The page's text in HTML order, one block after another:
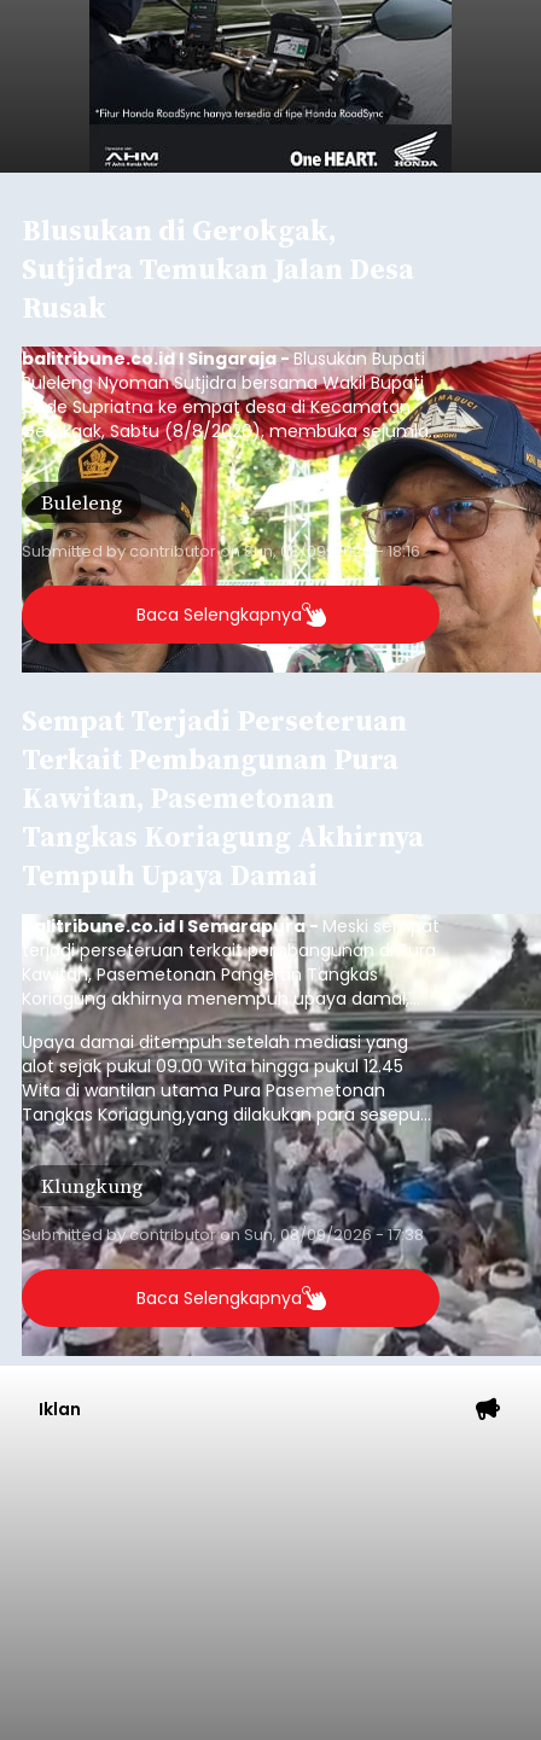
Blusukan di Gerokgak,
Sutjidra Temukan Jalan Desa
Rusak
balitribune.co.id I Singaraja - Blusukan Bupati
Buleleng Nyoman Sutjidra bersama Wakil Bupati
Gede Supriatna ke empat desa di Kecamatan
Gerokgak, Sabtu (8/8/2026), membuka sejumlah
persoalan yang masih dihadapi masyarakat. Dari
jalan desa yang rusak hingga potensi pertanian
yang belum optimal, semuanya menjadi
perhatian pemerintah daerah.
Buleleng
Submitted bycontributoronSun, 08/09/2026 - 18:16
Baca Selengkapnya
Sempat Terjadi Perseteruan
Terkait Pembangunan Pura
Kawitan, Pasemetonan
Tangkas Koriagung Akhirnya
Tempuh Upaya Damai
balitribune.co.id I Semarapura - Meski sempat
terjadi perseteruan terkait pembangunan di Pura
Kawitan, Pasemetonan Pangeran Tangkas
Koriagung akhirnya menempuh upaya damai,
pada Minggu (9/8/2026).
Upaya damai ditempuh setelah mediasi yang
alot sejak pukul 09.00 Wita hingga pukul 12.45
Wita di wantilan utama Pura Pasemetonan
Tangkas Koriagung,yang dilakukan para sesepuh
kedua belah pihak yang berseberangan.
Klungkung
Submitted bycontributoronSun, 08/09/2026 - 17:38
Baca Selengkapnya
Iklan